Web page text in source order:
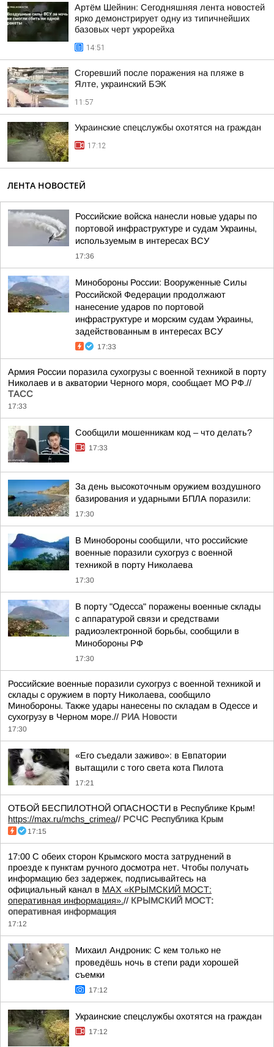
Артём Шейнин: Сегодняшняя лента новостей
ярко демонстрирует одну из типичнейших
базовых черт укрорейха
14:51
Сгоревший после поражения на пляже в
Ялте, украинский БЭК
11:57
Украинские спецслужбы охотятся на граждан
17:12
ЛЕНТА НОВОСТЕЙ
Российские войска нанесли новые удары по
портовой инфраструктуре и судам Украины,
используемым в интересах ВСУ
17:36
Минобороны России: Вооруженные Силы
Российской Федерации продолжают
нанесение ударов по портовой
инфраструктуре и морским судам Украины,
задействованным в интересах ВСУ
17:33
Армия России поразила сухогрузы с военной техникой в порту
Николаев и в акватории Черного моря, сообщает МО РФ.//
ТАСС
17:33
Сообщили мошенникам код – что делать?
17:33
За день высокоточным оружием воздушного
базирования и ударными БПЛА поразили:
17:30
В Минобороны сообщили, что российские
военные поразили сухогруз с военной
техникой в порту Николаева
17:30
В порту "Одесса" поражены военные склады
с аппаратурой связи и средствами
радиоэлектронной борьбы, сообщили в
Минобороны РФ
17:30
Российские военные поразили сухогруз с военной техникой и
склады с оружием в порту Николаева, сообщило
Минобороны. Также удары нанесены по складам в Одессе и
сухогрузу в Черном море.// РИА Новости
17:30
«Его съедали заживо»: в Евпатории
вытащили с того света кота Пилота
17:21
ОТБОЙ БЕСПИЛОТНОЙ ОПАСНОСТИ в Республике Крым!
https://max.ru/mchs_crimea// РСЧС Республика Крым
17:15
17:00 С обеих сторон Крымского моста затруднений в
проезде к пунктам ручного досмотра нет. Чтобы получать
информацию без задержек, подписывайтесь на
официальный канал в MAX «КРЫМСКИЙ МОСТ:
оперативная информация».// КРЫМСКИЙ МОСТ:
оперативная информация
17:12
Михаил Андроник: С кем только не
проведёшь ночь в степи ради хорошей
съемки
17:12
Украинские спецслужбы охотятся на граждан
17:12